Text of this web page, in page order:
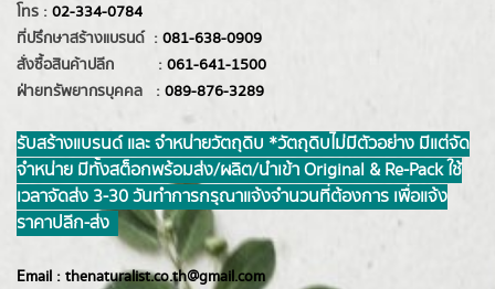
โทร : 02-334-0784
ที่ปรึกษาสร้างแบรนด์ : 081-638-0909
สั่งซื้อสินค้าปลีก : 061-641-1500
ฝ่ายทรัพยากรบุคคล : 089-876-3289
รับสร้างแบรนด์ และ จำหน่ายวัตถุดิบ *วัตถุดิบไม่มีตัวอย่าง มีแต่จัด
จำหน่าย มีทั้งสต็อกพร้อมส่ง/ผลิต/นำเข้า Original & Re-Pack ใช้
เวลาจัดส่ง 3-30 วันทำการ กรุณาแจ้งจำนวนที่ต้องการ เพื่อแจ้ง
ราคาปลีก-ส่ง
Email : thenaturalist.co.th@gmail.com